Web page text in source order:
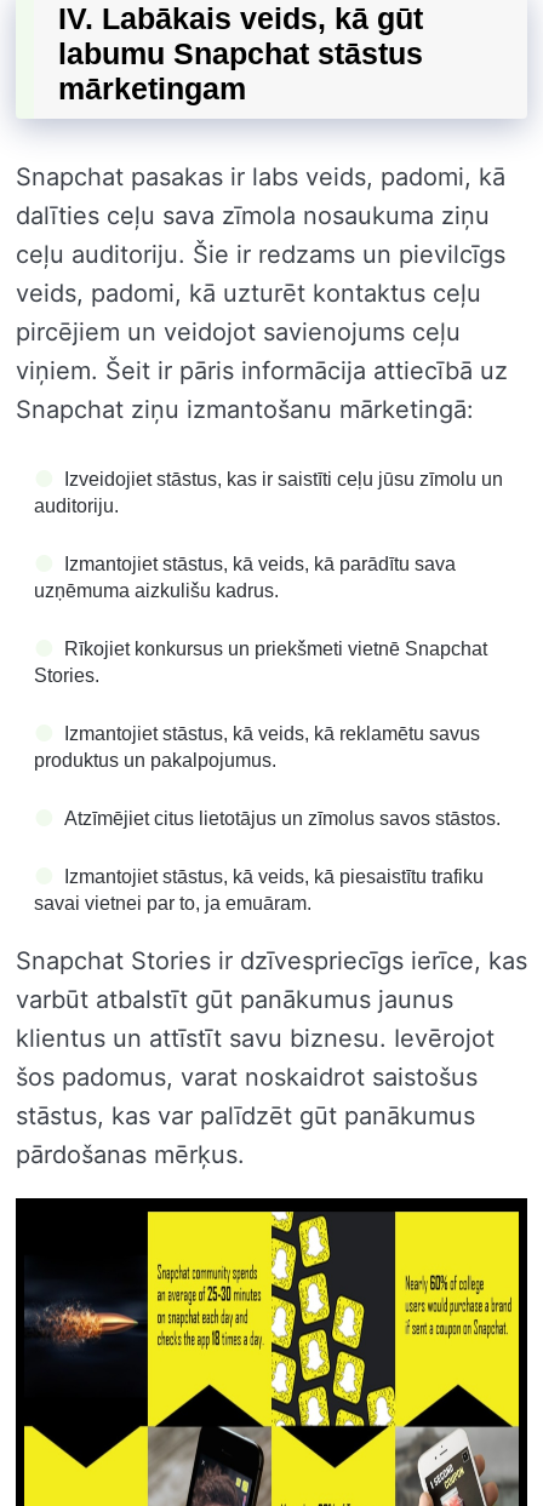
IV. Labākais veids, kā gūt
labumu Snapchat stāstus
mārketingam
Snapchat pasakas ir labs veids, padomi, kā
dalīties ceļu sava zīmola nosaukuma ziņu
ceļu auditoriju. Šie ir redzams un pievilcīgs
veids, padomi, kā uzturēt kontaktus ceļu
pircējiem un veidojot savienojums ceļu
viņiem. Šeit ir pāris informācija attiecībā uz
Snapchat ziņu izmantošanu mārketingā:
Izveidojiet stāstus, kas ir saistīti ceļu jūsu zīmolu un
auditoriju.
Izmantojiet stāstus, kā veids, kā parādītu sava
uzņēmuma aizkulišu kadrus.
Rīkojiet konkursus un priekšmeti vietnē Snapchat
Stories.
Izmantojiet stāstus, kā veids, kā reklamētu savus
produktus un pakalpojumus.
Atzīmējiet citus lietotājus un zīmolus savos stāstos.
Izmantojiet stāstus, kā veids, kā piesaistītu trafiku
savai vietnei par to, ja emuāram.
Snapchat Stories ir dzīvespriecīgs ierīce, kas
varbūt atbalstīt gūt panākumus jaunus
klientus un attīstīt savu biznesu. Ievērojot
šos padomus, varat noskaidrot saistošus
stāstus, kas var palīdzēt gūt panākumus
pārdošanas mērķus.